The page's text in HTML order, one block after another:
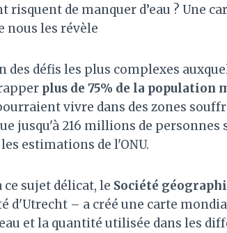
risquent de manquer d’eau ? Une
nous les révèle
des défis les plus complexes
plus de 75% de la population
vivre dans des zones
jusqu'à 216 millions de personnes
estimations de l'ONU.
sujet délicat, le Société
d'Utrecht – a créé une carte
et la quantité utilisée dans les